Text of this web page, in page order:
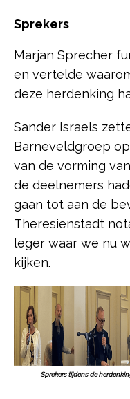
Sprekers
Marjan Sprecher
en vertelde
deze herdenking
Sander Israels
Barneveldgroep
van de vorming
de deelnemers
gaan tot aan de
Theresienstadt
leger waar we nu
kijken.
Sprekers tijdens de